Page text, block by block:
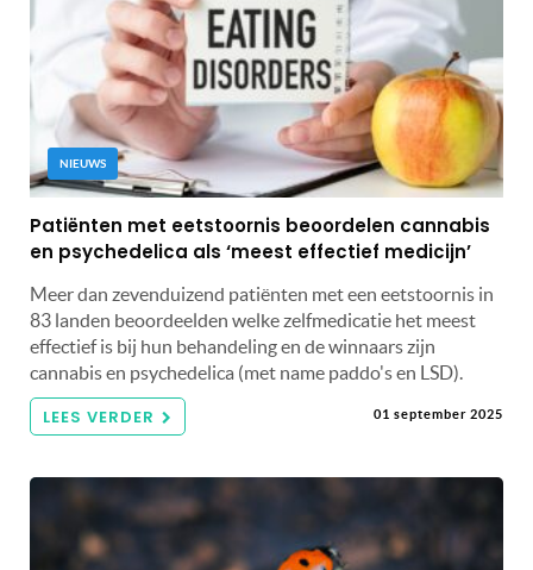
NIEUWS
Patiënten met eetstoornis beoordelen cannabis
en psychedelica als ‘meest effectief medicijn’
Meer dan zevenduizend patiënten met een eetstoornis in
83 landen beoordeelden welke zelfmedicatie het meest
effectief is bij hun behandeling en de winnaars zijn
cannabis en psychedelica (met name paddo's en LSD).
LEES VERDER 01 september 2025